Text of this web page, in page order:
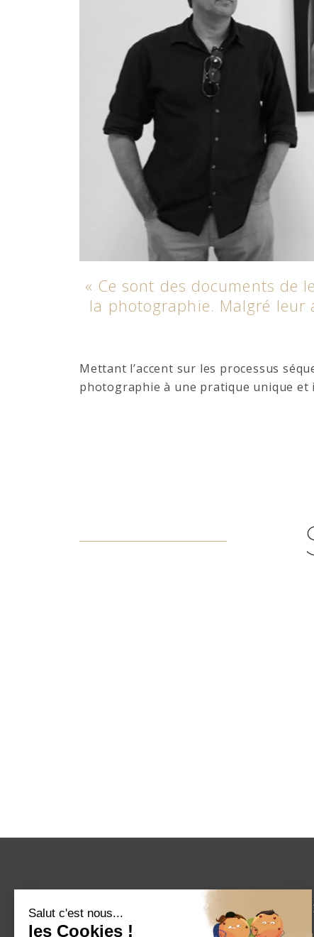
« Ce sont des documents de
la photographie. Malgré leur
Mettant l’accent sur les processus
photographie à une pratique unique et